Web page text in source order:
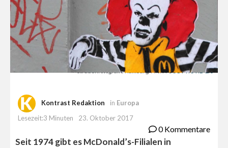
Straßenfotografie Hamburg/Flickr: CC BY-NC-ND 2.0
Kontrast Redaktion in Europa
Lesezeit:3 Minuten
23. Oktober 2017
0 Kommentare
Seit 1974 gibt es McDonald’s-Filialen in